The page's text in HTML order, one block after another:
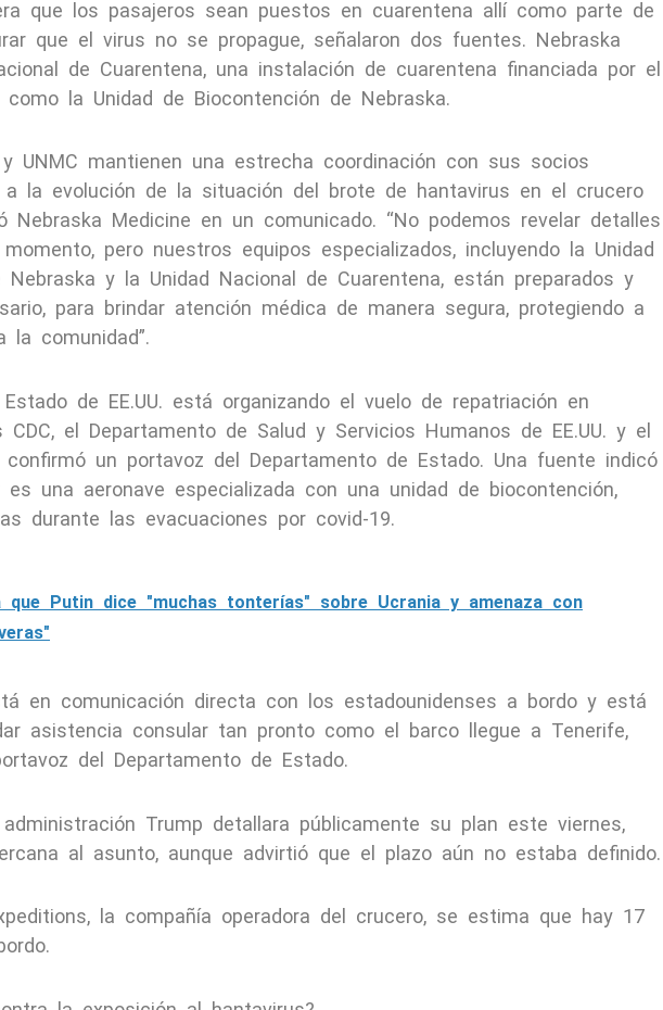
que los pasajeros sean puestos en cuarentena allí como parte de
que el virus no se propague, señalaron dos fuentes. Nebraska
de Cuarentena, una instalación de cuarentena financiada por el
la Unidad de Biocontención de Nebraska.
y UNMC mantienen una estrecha coordinación con sus socios
a la evolución de la situación del brote de hantavirus en el crucero
Nebraska Medicine en un comunicado. “No podemos revelar detalles
pero nuestros equipos especializados, incluyendo la Unidad
Nebraska y la Unidad Nacional de Cuarentena, están preparados y
para brindar atención médica de manera segura, protegiendo a
la comunidad”.
de EE.UU. está organizando el vuelo de repatriación en
CDC, el Departamento de Salud y Servicios Humanos de EE.UU. y el
confirmó un portavoz del Departamento de Estado. Una fuente indicó
una aeronave especializada con una unidad de biocontención,
durante las evacuaciones por covid-19.
que Putin dice "muchas tonterías" sobre Ucrania y amenaza con
en comunicación directa con los estadounidenses a bordo y está
asistencia consular tan pronto como el barco llegue a Tenerife,
del Departamento de Estado.
Trump detallara públicamente su plan este viernes,
al asunto, aunque advirtió que el plazo aún no estaba definido.
la compañía operadora del crucero, se estima que hay 17